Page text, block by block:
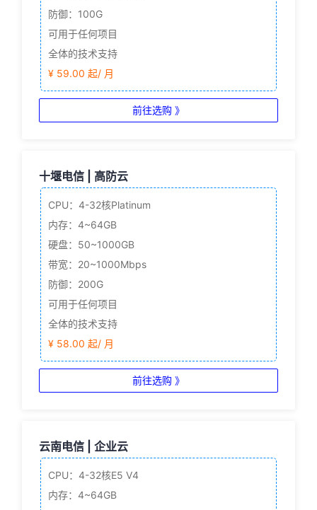
防御：100G
可用于任何项目
全体的技术支持
¥ 59.00 起/ 月
前往选购 》
十堰电信 | 高防云
CPU：4-32核Platinum
内存：4~64GB
硬盘：50~1000GB
带宽：20~1000Mbps
防御：200G
可用于任何项目
全体的技术支持
¥ 58.00 起/ 月
前往选购 》
云南电信 | 企业云
CPU：4-32核E5 V4
内存：4~64GB